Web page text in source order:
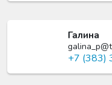
Галина
+7 (383)